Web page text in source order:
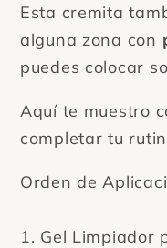
Esta cremita
alguna zona con
puedes colocar
Aquí te muestro
completar tu
Orden de
1. Gel Limpiador